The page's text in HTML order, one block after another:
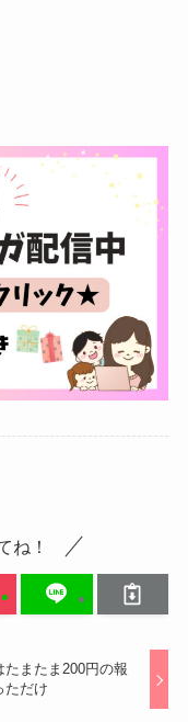
ね！
たまたま200円の報
ただけ